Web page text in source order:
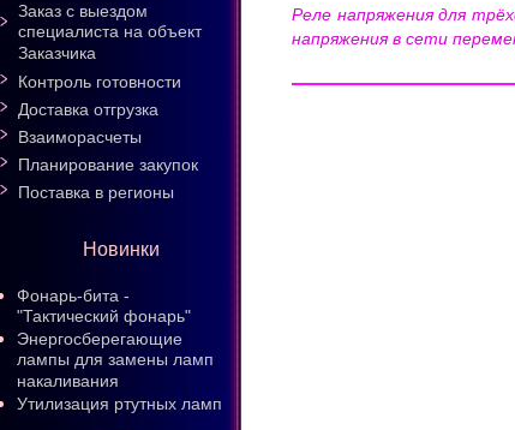
Реле напряжения для
напряжения в сети
Заказ с выездом
специалиста на объект
Заказчика
Контроль готовности
Доставка отгрузка
Взаиморасчеты
Планирование закупок
Поставка в регионы
Новинки
Фонарь-бита -
"Тактический фонарь"
Энергосберегающие
лампы для замены ламп
накаливания
Утилизация ртутных ламп